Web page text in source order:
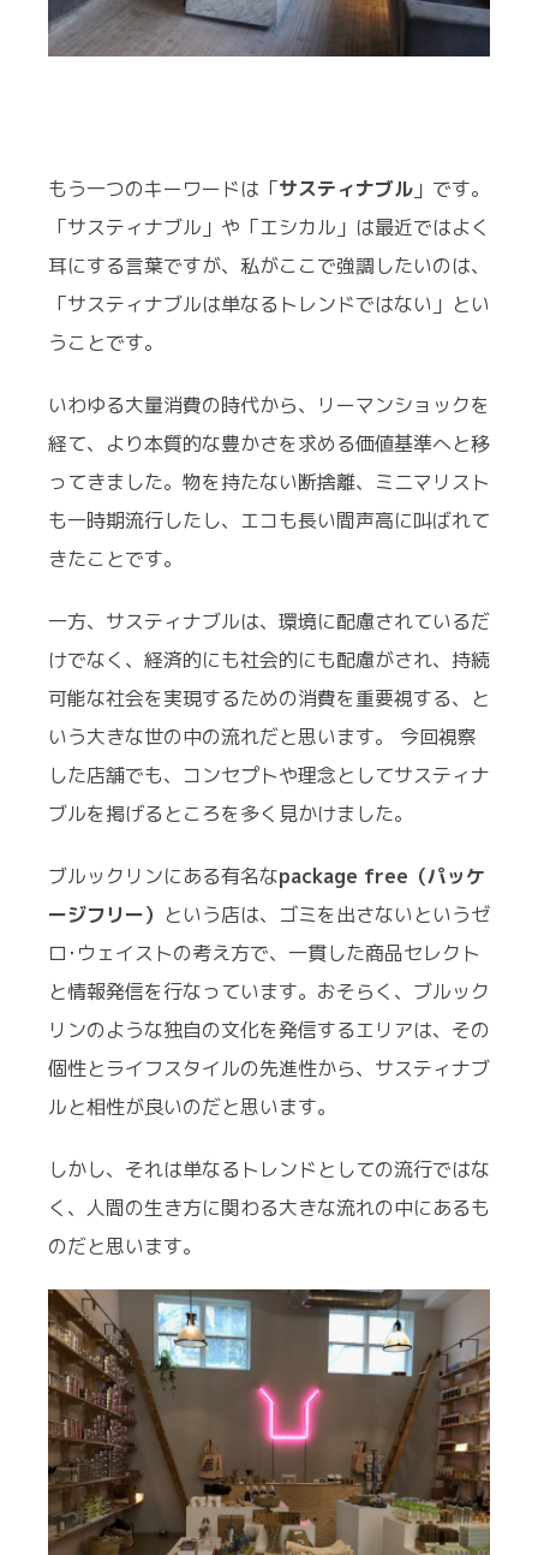
もう一つのキーワードは「サスティナブル 」です。
「サスティナブル」や「エシカル」は最近ではよく
耳にする言葉ですが、私がここで強調したいのは、
「サスティナブルは単なるトレンドではない」とい
うことです。
いわゆる大量消費の時代から、リーマンショックを
経て、より本質的な豊かさを求める価値基準へと移
ってきました。物を持たない断捨離、ミニマリスト
も一時期流行したし、エコも長い間声高に叫ばれて
きたことです。
一方、サスティナブルは、環境に配慮されているだ
けでなく、経済的にも社会的にも配慮がされ、持続
可能な社会を実現するための消費を重要視する、と
いう大きな世の中の流れだと思います。 今回視察
した店舗でも、コンセプトや理念としてサスティナ
ブルを掲げるところを多く見かけました。
ブルックリンにある有名なpackage free（パッケ
ージフリー） という店は、ゴミを出さないというゼ
ロ･ウェイストの考え方で、一貫した商品セレクト
と情報発信を行なっています。おそらく、ブルック
リンのような独自の文化を発信するエリアは、その
個性とライフスタイルの先進性から、サスティナブ
ルと相性が良いのだと思います。
しかし、それは単なるトレンドとしての流行ではな
く、人間の生き方に関わる大きな流れの中にあるも
のだと思います。